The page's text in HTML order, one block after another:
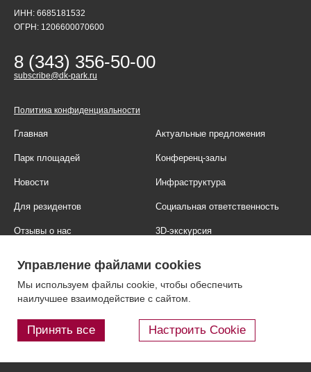
ИНН: 6685181532
ОГРН: 1206600070600
8 (343) 356-50-00
subscribe@dk-park.ru
Политика конфиденциальности
Главная Актуальные предложения
Парк площадей Конференц-залы
Новости Инфраструктура
Для резидентов Социальная ответственность
Отзывы о нас 3D-экскурсия
Контакты
Управление файлами cookies
Мы используем файлы cookie, чтобы обеспечить
наилучшее взаимодействие с сайтом.
Принять все Настроить Cookie